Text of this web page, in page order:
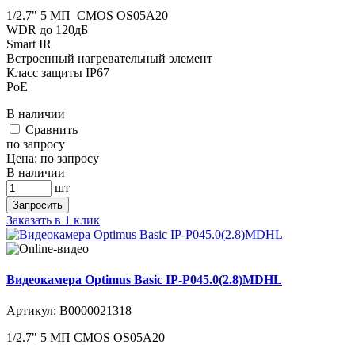
1/2.7" 5 МП CMOS OS05A20
WDR до 120дБ
Smart IR
Встроенный нагревательный элемент
​​​​​​Класс защиты IР67
PoE
В наличии
Cравнить
по запросу
Цена: по запросу
В наличии
шт
Запросить
Заказать в 1 клик
Видеокамера Optimus Basic IP-P045.0(2.8)MDHL
Артикул: В0000021318
1/2.7" 5 МП CMOS OS05A20